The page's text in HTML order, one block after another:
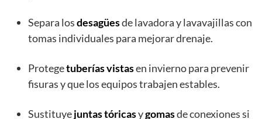
Separa losdesagüesde lavadora y lavavajillas con
tomas individuales para mejorar drenaje.
Protegetuberías vistasen invierno para prevenir
fisuras y que los equipos trabajen estables.
Sustituyejuntas tóricasygomasde conexiones si